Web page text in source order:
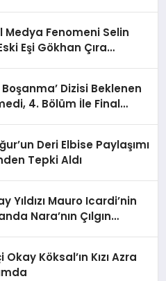
Medya Fenomeni Selin
Eşi Gökhan Çıra
Boşanma’ Dizisi Beklenen
4. Bölüm İle Final
Deri Elbise Paylaşımı
Tepki Aldı
Yıldızı Mauro Icardi’nin
Nara’nın Çılgın
Köksal’ın Kızı Azra